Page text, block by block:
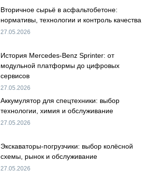
Вторичное сырьё в асфальтобетоне:
нормативы, технологии и контроль качества
27.05.2026
История Mercedes-Benz Sprinter: от
модульной платформы до цифровых
сервисов
27.05.2026
Аккумулятор для спецтехники: выбор
технологии, химия и обслуживание
27.05.2026
Экскаваторы-погрузчики: выбор колёсной
схемы, рынок и обслуживание
27.05.2026